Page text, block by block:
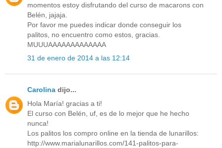
momentos estoy disfrutando del curso de macarons con
Belén, jajaja.
Por favor me puedes indicar donde conseguir los
palitos, no encuentro como estos, gracias.
MUUUAAAAAAAAAAAAA
31 de enero de 2014 a las 12:14
Carolina dijo...
Hola María! gracias a ti!
El curso con Belén, uf, es de lo mejor que he hecho
nunca!
Los palitos los compro online en la tienda de lunarillos:
http://www.marialunarillos.com/141-palitos-para-